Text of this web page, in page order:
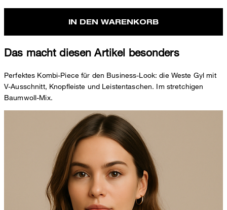
IN DEN WARENKORB
Das macht diesen Artikel besonders
Perfektes Kombi-Piece für den Business-Look: die Weste Gyl mit
V-Ausschnitt, Knopfleiste und Leistentaschen. Im stretchigen
Baumwoll-Mix.